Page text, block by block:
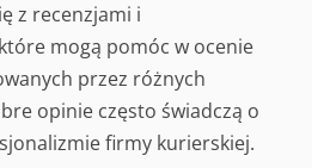
z recenzjami i
mogą pomóc w ocenie
przez różnych
opinie często świadczą o
firmy kurierskiej.